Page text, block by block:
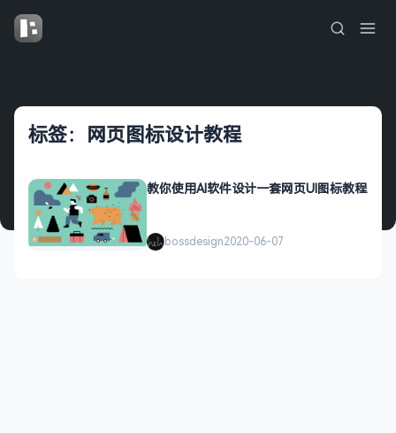
标签：网页图标设计教程
教你使用AI软件设计一套网页UI图标教程
bossdesign2020-06-07